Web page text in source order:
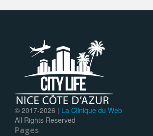
© 2017-2026 | La Clinique du Web
All Rights Reserved
Pages